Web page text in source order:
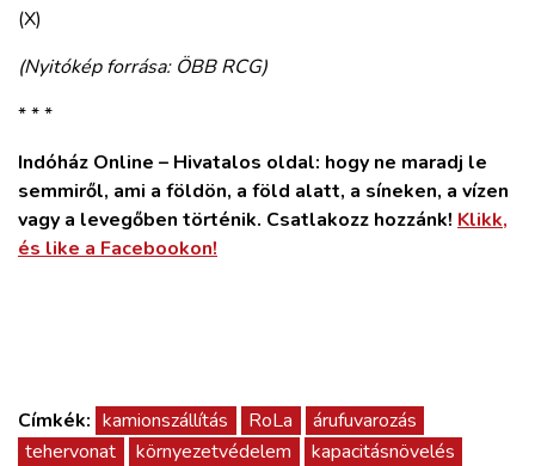
(X)
(Nyitókép forrása: ÖBB RCG)
* * *
Indóház Online – Hivatalos oldal: hogy ne maradj le
semmiről, ami a földön, a föld alatt, a síneken, a vízen
vagy a levegőben történik. Csatlakozz hozzánk! Klikk,
és like a Facebookon!
Címkék: kamionszállítás RoLa
árufuvarozás
tehervonat
környezetvédelem
kapacitásnövelés